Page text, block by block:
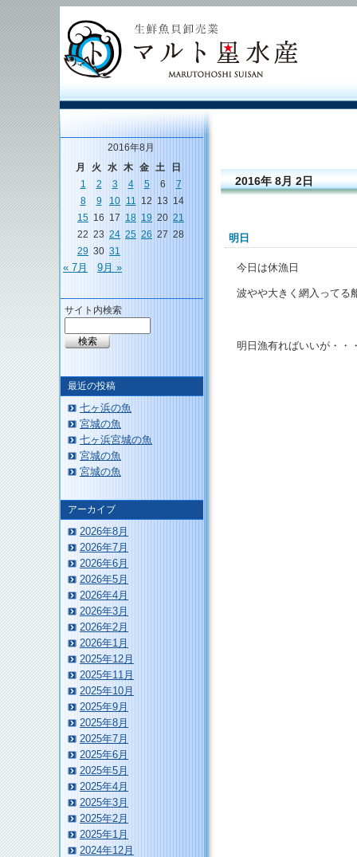
2016年 8月 2日
明日
今日は休漁日
波やや大きく網入ってる
明日漁有ればいいが・・
2016年8月
月
火 水 木 金 土
日
1
2 3 4 5 6
7
8
9 10 11 12 13 14
15 16 17 18 19 20 21
22 23 24 25 26 27 28
29 30 31
« 7月 9月 »
サイト内検索
最近の投稿
七ヶ浜の魚
宮城の魚
七ヶ浜宮城の魚
宮城の魚
宮城の魚
アーカイブ
2026年8月
2026年7月
2026年6月
2026年5月
2026年4月
2026年3月
2026年2月
2026年1月
2025年12月
2025年11月
2025年10月
2025年9月
2025年8月
2025年7月
2025年6月
2025年5月
2025年4月
2025年3月
2025年2月
2025年1月
2024年12月